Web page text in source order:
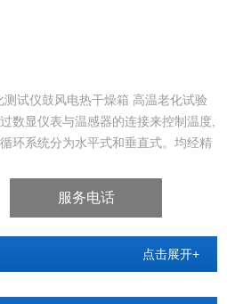
试仪鼓风电热干燥箱 高温老化试验
数显仪表与温感器的连接来控制温度,
环系统分为水平式和垂直式。均经精
均匀性。如箱门使用中被开关，可借
服务电话
点击展开+